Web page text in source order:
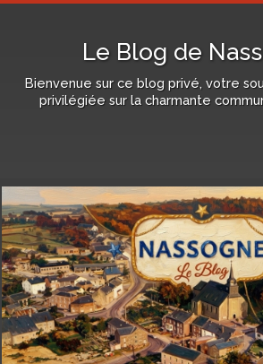
Le Blog de
Bienvenue sur ce blog privé, votre
privilégiée sur la charmante